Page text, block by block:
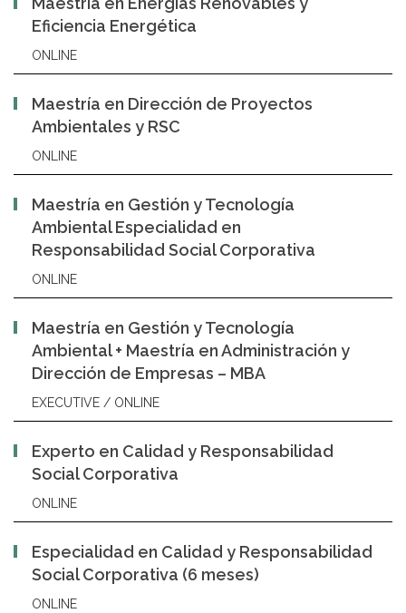
Eficiencia Energética
ONLINE
Maestría en Dirección de Proyectos
Ambientales y RSC
ONLINE
Maestría en Gestión y Tecnología
Ambiental Especialidad en
Responsabilidad Social Corporativa
ONLINE
Maestría en Gestión y Tecnología
Ambiental + Maestría en Administración y
Dirección de Empresas – MBA
EXECUTIVE / ONLINE
Experto en Calidad y Responsabilidad
Social Corporativa
ONLINE
Especialidad en Calidad y Responsabilidad
Social Corporativa (6 meses)
ONLINE